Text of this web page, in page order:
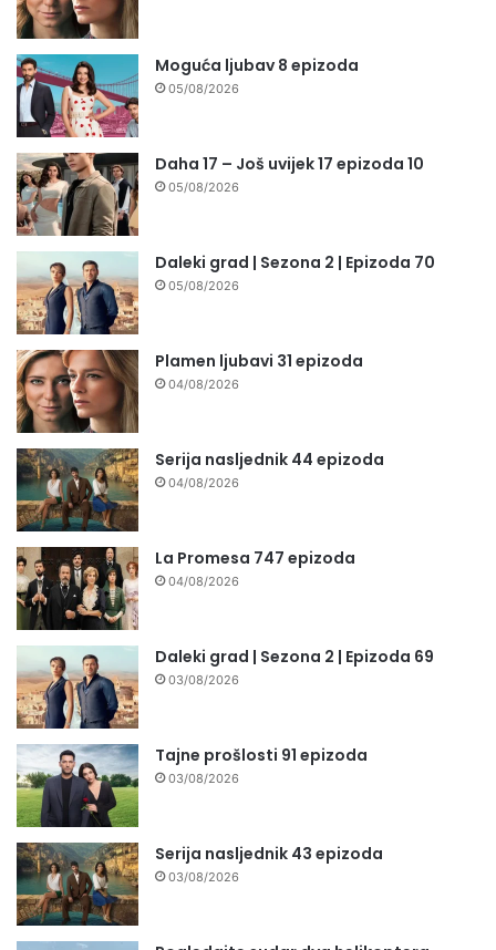
Moguća ljubav 8 epizoda
05/08/2026
Daha 17 – Još uvijek 17 epizoda 10
05/08/2026
Daleki grad | Sezona 2 | Epizoda 70
05/08/2026
Plamen ljubavi 31 epizoda
04/08/2026
Serija nasljednik 44 epizoda
04/08/2026
La Promesa 747 epizoda
04/08/2026
Daleki grad | Sezona 2 | Epizoda 69
03/08/2026
Tajne prošlosti 91 epizoda
03/08/2026
Serija nasljednik 43 epizoda
03/08/2026